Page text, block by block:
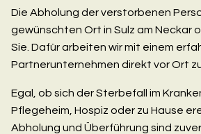
Die Abholung der verstorbenen
gewünschten Ort in Sulz am Neckar
Sie. Dafür arbeiten wir mit einem
Partnerunternehmen direkt vor Ort
Egal, ob sich der Sterbefall im
Pflegeheim, Hospiz oder zu Hause
Abholung und Überführung sind